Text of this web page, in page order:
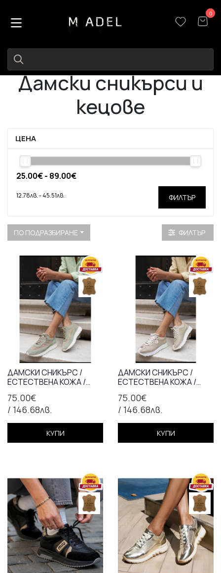
0
0
Дамски сникърси и
кецове
ЦЕНА
ФИЛТЪР
ПО ПОДРАЗБИРАНЕ ФИЛТЪР
75.00€
/ 146.68лв.
ДАМСКИ СНИКЪРС /
ЕСТЕСТВЕНА КОЖА /
726/ЗЕЛЕНО
КУПИ
75.00€
/ 146.68лв.
ДАМСКИ СНИКЪРС /
ЕСТЕСТВЕНА КОЖА /
767/ ЗЛАТНО
КУПИ